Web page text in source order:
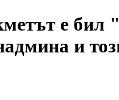
е бил
и